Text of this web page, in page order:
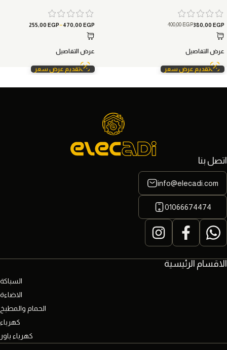
400,00EGP380,00 EGP
عرض التفاصيل
تقديم عرض سعر
255,00 EGP–470,00 EGP
عرض التفاصيل
تقديم عرض سعر
الاقسام الرئيسية
السباكة
الاضاءة
الحمام والمطبخ
كهرباء
كهرباء باور
اتصل بنا
info@elecadi.com
01066674474